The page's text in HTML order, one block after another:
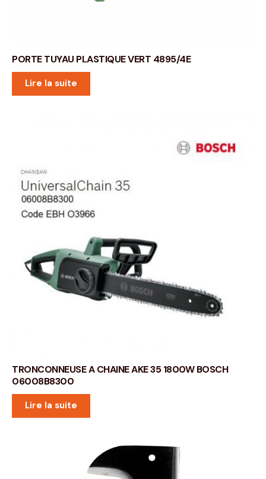
PORTE TUYAU PLASTIQUE VERT 4895/4E
Lire la suite
TRONCONNEUSE A CHAINE AKE 35 1800W BOSCH
06008B8300
Lire la suite